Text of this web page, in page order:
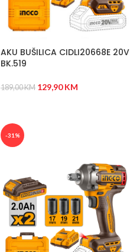
AKU BUŠILICA CIDLI20668E 20V
BK.519
189,00KM 129,90KM
-31%